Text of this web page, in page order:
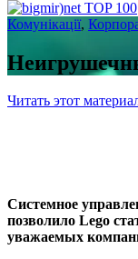
Комунікації,
Читать этот
Системное
позволило Lego
уважаемых